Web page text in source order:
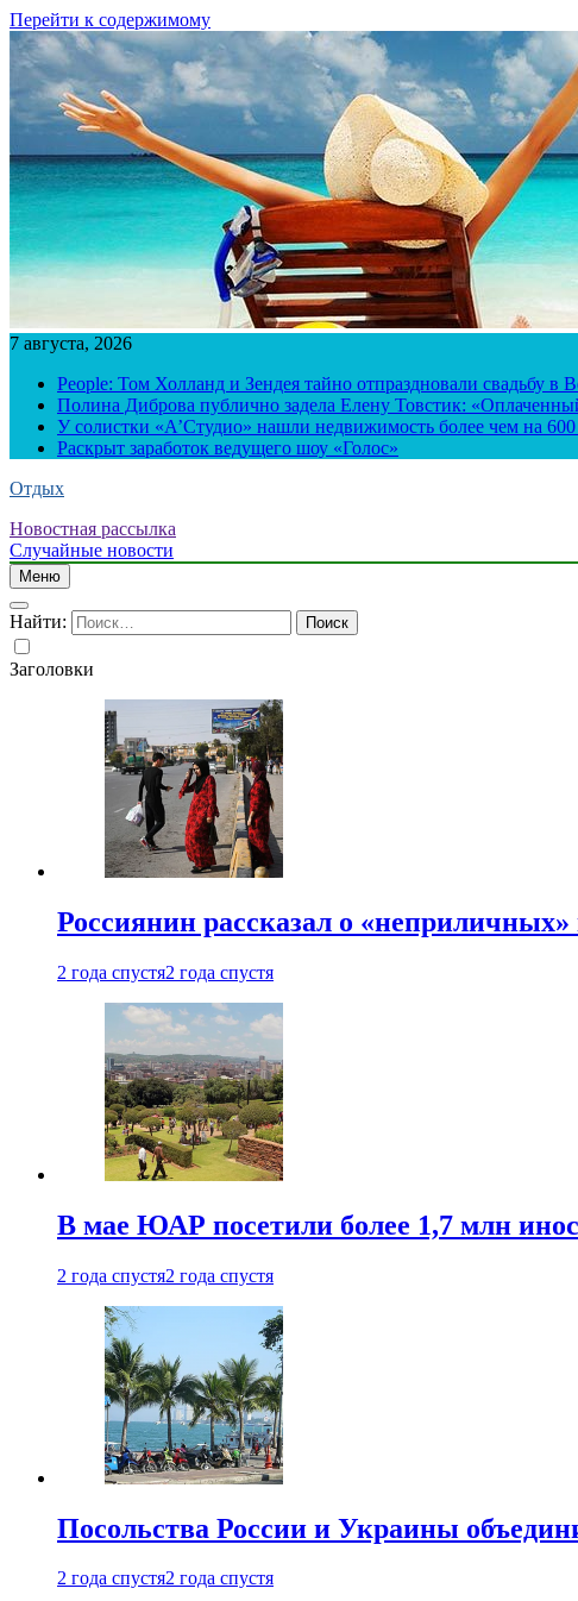
Перейти к содержимому
7 августа, 2026
People: Том Холланд и Зендея тайно отпраздновали свадьбу в
Полина Диброва публично задела Елену Товстик:
У солистки «А’Студио» нашли недвижимость более чем на
Раскрыт заработок ведущего шоу «Голос»
Отдых
Новостная рассылка
Случайные новости
Меню
Найти:
Заголовки
Россиянин рассказал о
2 года спустя2 года спустя
В мае ЮАР посетили более 1,7 млн
2 года спустя2 года спустя
Посольства России и Украины
2 года спустя2 года спустя